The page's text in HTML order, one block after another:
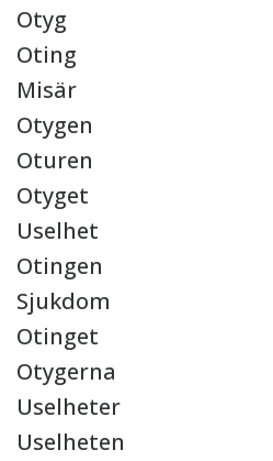
Otyg
Oting
Misär
Otygen
Oturen
Otyget
Uselhet
Otingen
Sjukdom
Otinget
Otygerna
Uselheter
Uselheten